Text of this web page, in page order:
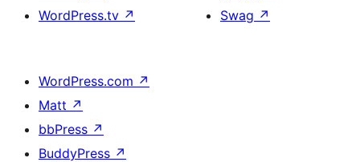
WordPress.tv ↗
Swag ↗
WordPress.com ↗
Matt ↗
bbPress ↗
BuddyPress ↗